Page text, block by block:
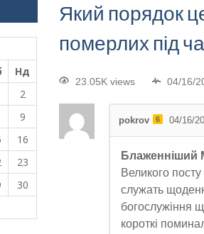
Який порядок
померлих під
23.05K views 04/16/
pokrov 6 04/16/
Блаженніший
Великого
служать
богослужіння
короткі
Нд
2
9
16
23
30